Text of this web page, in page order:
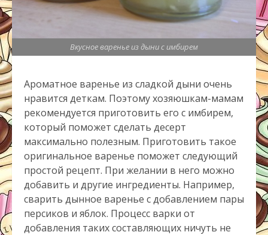
Вкусное варенье из дыни с имбирем
Ароматное варенье из сладкой дыни очень
нравится деткам. Поэтому хозяюшкам-мамам
рекомендуется приготовить его с имбирем,
который поможет сделать десерт
максимально полезным. Приготовить такое
оригинальное варенье поможет следующий
простой рецепт. При желании в него можно
добавить и другие ингредиенты. Например,
сварить дынное варенье с добавлением пары
персиков и яблок. Процесс варки от
добавления таких составляющих ничуть не